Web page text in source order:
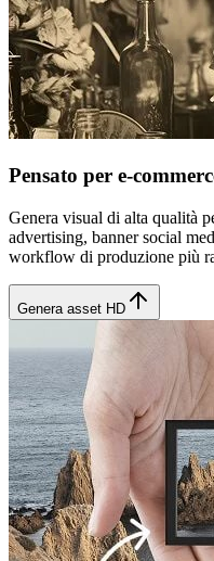
Pensato per e-
Genera visual di alta qualità
advertising, banner social
workflow di produzione più
Genera asset HD